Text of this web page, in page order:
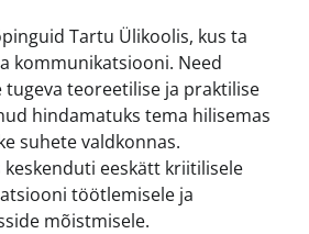
Tartu Ülikoolis, kus ta
kommunikatsiooni. Need
teoreetilise ja praktilise
hindamatuks tema hilisemas
suhete valdkonnas.
eeskätt kriitilisele
töötlemisele ja
mõistmisele.